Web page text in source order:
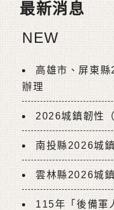
最新消息
NEW
高雄市、屏東
辦理
2026城鎮韌性
南投縣2026城
雲林縣2026城
115年「後備軍